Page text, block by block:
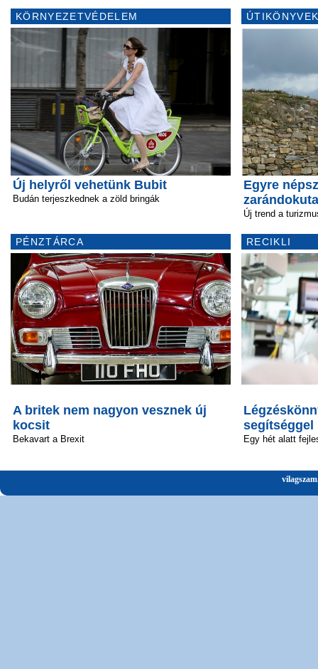
KÖRNYEZETVÉDELEM
Új helyről vehetünk Bubit
Budán terjeszkednek a zöld bringák
PÉNZTÁRCA
A britek nem nagyon vesznek új
kocsit
Bekavart a Brexit
Egyre
Új trend a
RECIKLI
segítséggel
Egy hét alatt